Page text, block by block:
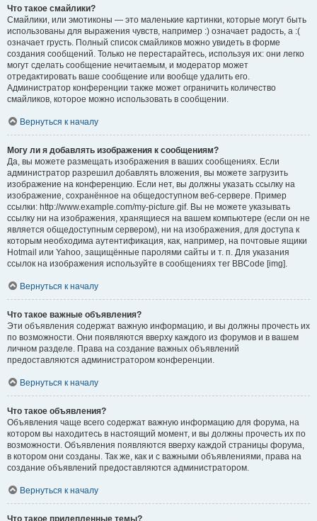
Что такое смайлики?
Смайлики, или эмотиконы — это маленькие картинки, которые могут быть
использованы для выражения чувств, например :) означает радость, а :(
означает грусть. Полный список смайликов можно увидеть в форме
создания сообщений. Только не перестарайтесь, используя их: они легко
могут сделать сообщение нечитаемым, и модератор может
отредактировать ваше сообщение или вообще удалить его.
Администратор конференции также может ограничить количество
смайликов, которое можно использовать в сообщении.
Вернуться к началу
Могу ли я добавлять изображения к сообщениям?
Да, вы можете размещать изображения в ваших сообщениях. Если
администратор разрешил добавлять вложения, вы можете загрузить
изображение на конференцию. Если нет, вы должны указать ссылку на
изображение, сохранённое на общедоступном веб-сервере. Пример
ссылки: http://www.example.com/my-picture.gif. Вы не можете указывать
ссылку ни на изображения, хранящиеся на вашем компьютере (если он не
является общедоступным сервером), ни на изображения, для доступа к
которым необходима аутентификация, как, например, на почтовые ящики
Hotmail или Yahoo, защищённые паролями сайты и т. п. Для указания
ссылок на изображения используйте в сообщениях тег BBCode [img].
Вернуться к началу
Что такое важные объявления?
Эти объявления содержат важную информацию, и вы должны прочесть их
по возможности. Они появляются вверху каждого из форумов и в вашем
личном разделе. Права на создание важных объявлений
предоставляются администратором конференции.
Вернуться к началу
Что такое объявления?
Объявления чаще всего содержат важную информацию для форума, на
котором вы находитесь в настоящий момент, и вы должны прочесть их по
возможности. Объявления появляются вверху каждой страницы форума,
в котором они созданы. Так же, как и с важными объявлениями, права на
создание объявлений предоставляются администратором.
Вернуться к началу